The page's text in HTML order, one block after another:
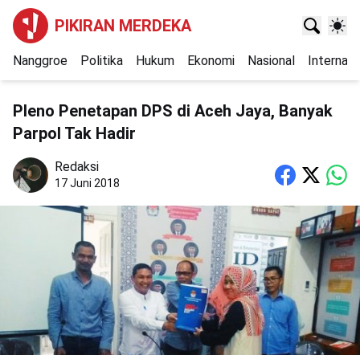
PIKIRAN MERDEKA
Nanggroe Politika Hukum Ekonomi Nasional
Pleno Penetapan DPS di Aceh Jaya, Banyak
Parpol Tak Hadir
Redaksi
17 Juni 2018